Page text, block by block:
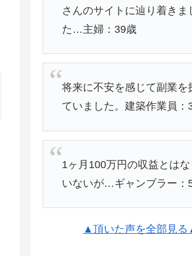
さんのサイトに辿り着きま
た…主婦：39歳
将来に不安を感じて副業を
ていました。建築作業員：
1ヶ月100万円の収益とはな
いないが…ギャンブラー：
▲頂いた声を全部見る